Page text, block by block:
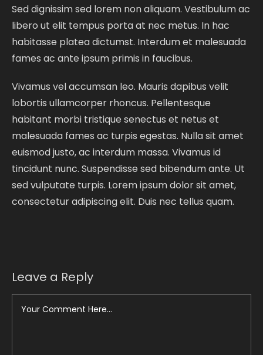
Sed dignissim sed lorem non aliquam. Vestibulum ac
libero ut elit tempus porta at nec metus. In hac
habitasse platea dictumst. Interdum et malesuada
fames ac ante ipsum primis in faucibus.
Vivamus vel accumsan leo. Mauris dapibus velit
lobortis ullamcorper rhoncus. Pellentesque
habitant morbi tristique senectus et netus et
malesuada fames ac turpis egestas. Nulla sit amet
euismod justo, ac interdum massa. Vivamus id
tincidunt nunc. Suspendisse sed bibendum ante. Ut
sed vulputate turpis. Lorem ipsum dolor sit amet,
consectetur adipiscing elit. Duis nec tellus quam.
Leave a Reply